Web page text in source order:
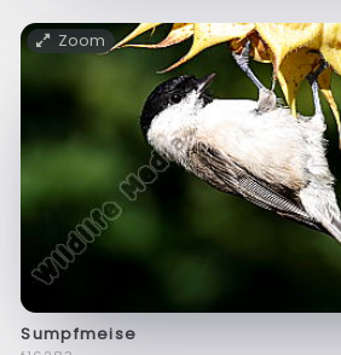
Zoom
Sumpfmeise